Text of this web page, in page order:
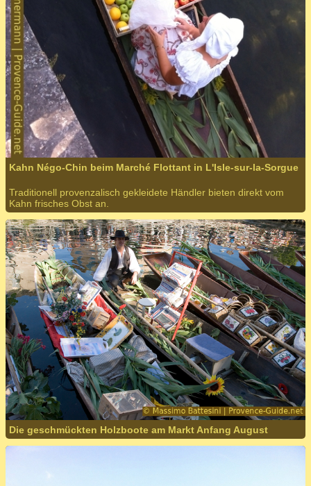
Kahn Négo-Chin beim Marché Flottant in L'Isle-sur-la-Sorgue
Traditionell provenzalisch gekleidete Händler bieten direkt vom
Kahn frisches Obst an.
Die geschmückten Holzboote am Markt Anfang August